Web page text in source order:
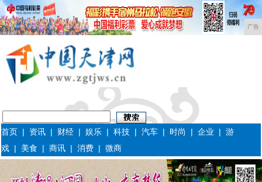
广告
首页 | 资讯 | 财经 |娱乐 |科技 |汽车 | 时尚 |企业 |游
戏 | 美食 |商讯 |消费 |微商